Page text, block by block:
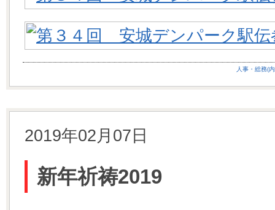
人事・総務(
2019年02月07日
新年祈祷2019